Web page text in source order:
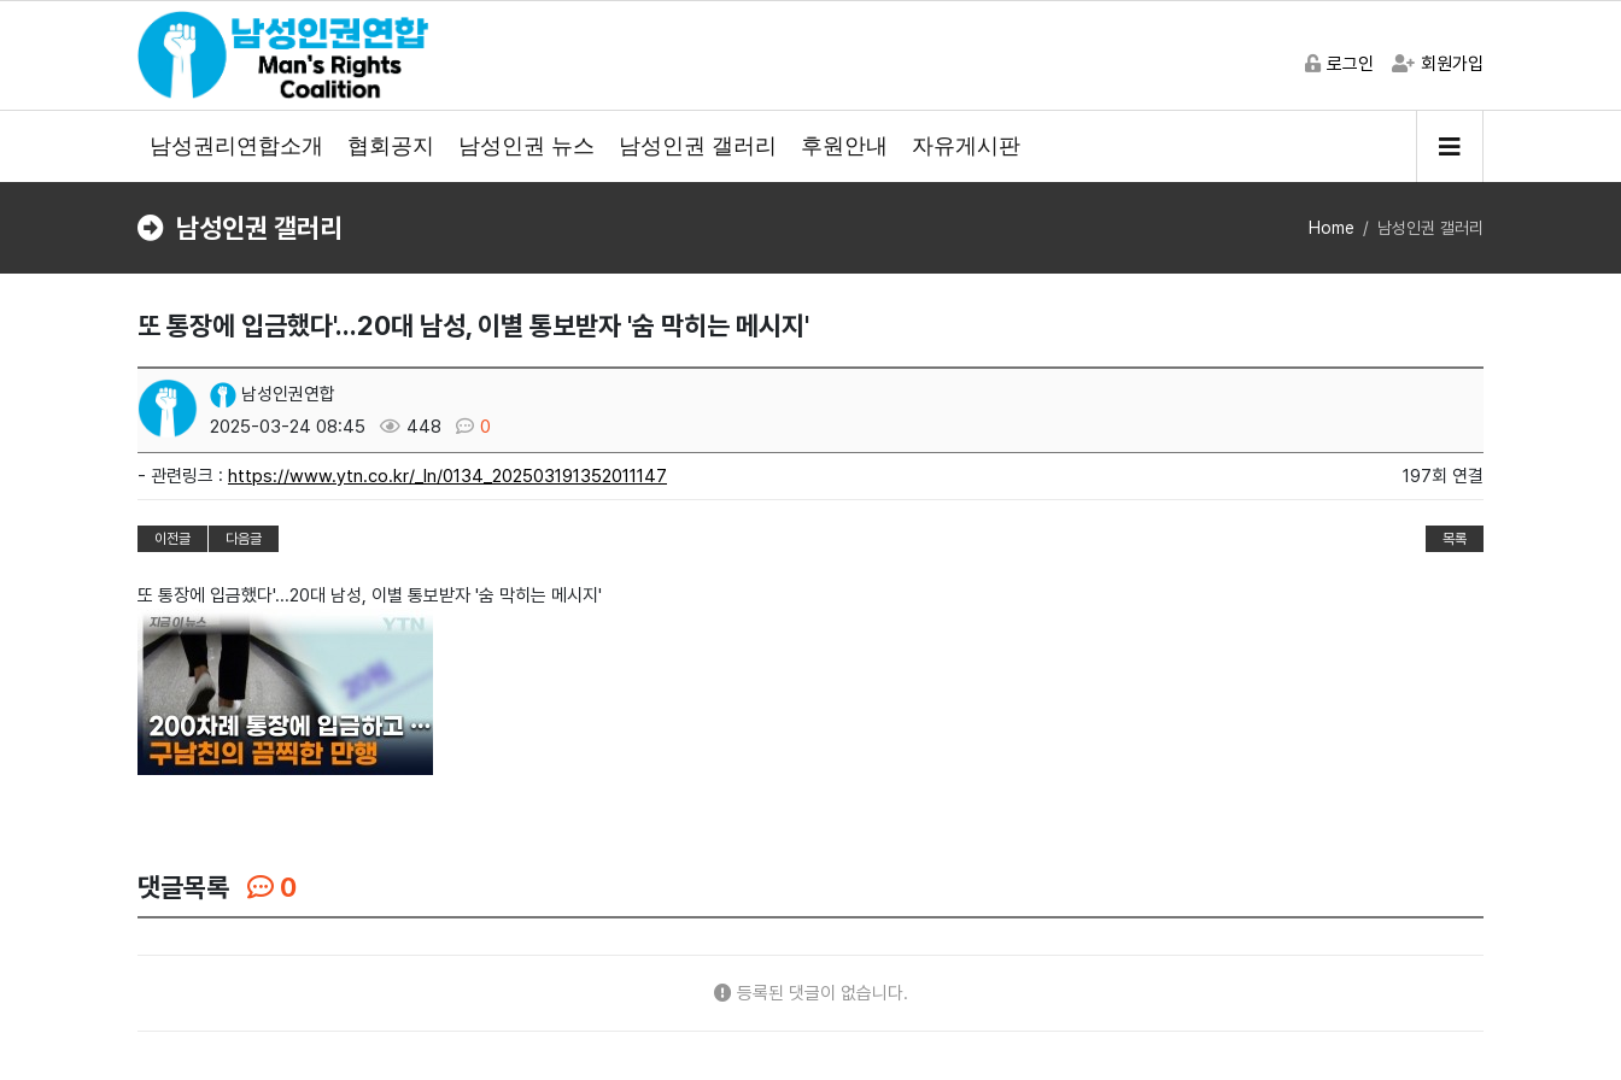
로그인 회원가입
남성권리연합소개 협회공지 남성인권 뉴스 남성인권 갤러리 후원안내 자유게시판
남성인권 갤러리 Home 남성인권 갤러리
또 통장에 입금했다'...20대 남성, 이별 통보받자 '숨 막히는 메시지'
남성인권연합
2025-03-24 08:45
448 0
- 관련링크 : https://www.ytn.co.kr/_ln/0134_202503191352011147 197회 연결
이전글 다음글 목록
또 통장에 입금했다'...20대 남성, 이별 통보받자 '숨 막히는 메시지'
댓글목록 0
등록된 댓글이 없습니다.